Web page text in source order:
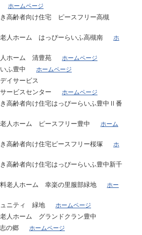
ホームページ
高齢者向け住宅 ピースフリー高槻
人ホーム はっぴーらいふ高槻南
ホ
人ホーム 清豊苑
ホームページ
いふ豊中
ホームページ
イサービス
ービスセンター
ホームページ
高齢者向け住宅はっぴーらいふ豊中Ⅱ番
老人ホーム ピースフリー豊中
ホーム
高齢者向け住宅ピースフリー桜塚
ホ
高齢者向け住宅はっぴーらいふ豊中新千
料老人ホーム 幸楽の里服部緑地
ホー
ュニティ 緑地
ホームページ
人ホーム グランドクラン豊中
の郷
ホームページ